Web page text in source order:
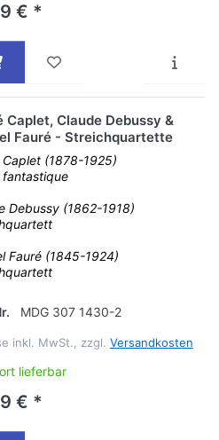
€ *
Caplet, Claude Debussy &
Fauré - Streichquartette
Caplet (1878-1925)
fantastique
Debussy (1862-1918)
Fauré (1845-1924)
MDG 307 1430-2
inkl. MwSt., zzgl. Versandkosten
lieferbar
€ *